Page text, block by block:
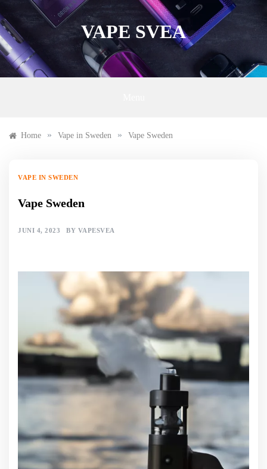
to
content
VAPE SVEA
Home » Vape in Sweden » Vape Sweden
VAPE IN SWEDEN
Vape Sweden
JUNI 4, 2023 BY VAPESVEA